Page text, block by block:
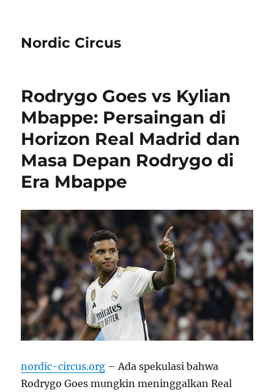
Nordic Circus
Rodrygo Goes vs Kylian
Mbappe: Persaingan di
Horizon Real Madrid dan
Masa Depan Rodrygo di
Era Mbappe
nordic-circus.org – Ada spekulasi bahwa
Rodrygo Goes mungkin meninggalkan Real